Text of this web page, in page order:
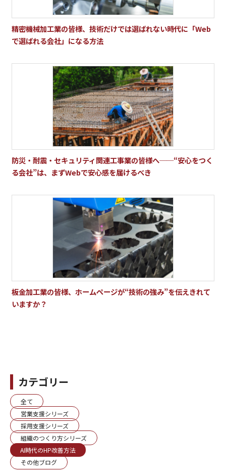
精密機械加工業の皆様、技術だけでは選ばれない時代に「Web
で選ばれる会社」になる方法
防災・耐震・セキュリティ関連工事業の皆様へ──“安心をつく
る会社”は、まずWebで安心感を届けるべき
板金加工業の皆様、ホームページが“技術の強み”を伝えきれて
いますか？
カテゴリー
全て
営業支援シリーズ
採用支援シリーズ
組織のつくり方シリーズ
AI時代のHP改善方法
その他ブログ